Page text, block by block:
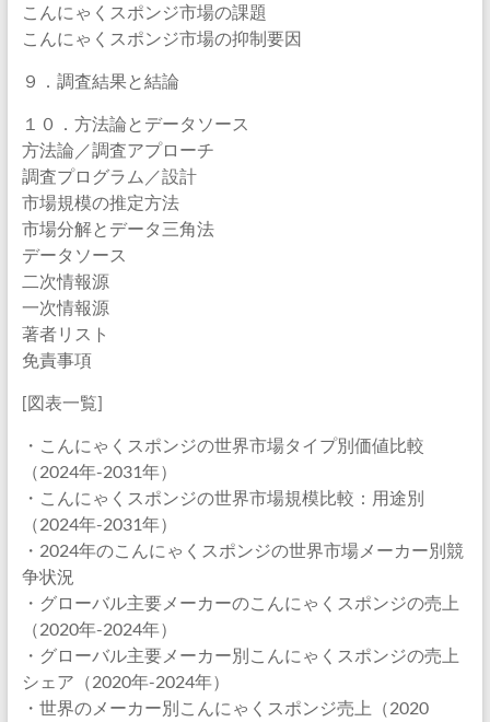
こんにゃくスポンジ市場の課題
こんにゃくスポンジ市場の抑制要因
９．調査結果と結論
１０．方法論とデータソース
方法論／調査アプローチ
調査プログラム／設計
市場規模の推定方法
市場分解とデータ三角法
データソース
二次情報源
一次情報源
著者リスト
免責事項
[図表一覧]
・こんにゃくスポンジの世界市場タイプ別価値比較
（2024年-2031年）
・こんにゃくスポンジの世界市場規模比較：用途別
（2024年-2031年）
・2024年のこんにゃくスポンジの世界市場メーカー別競
争状況
・グローバル主要メーカーのこんにゃくスポンジの売上
（2020年-2024年）
・グローバル主要メーカー別こんにゃくスポンジの売上
シェア（2020年-2024年）
・世界のメーカー別こんにゃくスポンジ売上（2020